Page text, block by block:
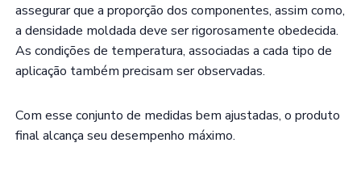
assegurar que a proporção dos componentes, assim como,
a densidade moldada deve ser rigorosamente obedecida.
As condições de temperatura, associadas a cada tipo de
aplicação também precisam ser observadas.
Com esse conjunto de medidas bem ajustadas, o produto
final alcança seu desempenho máximo.